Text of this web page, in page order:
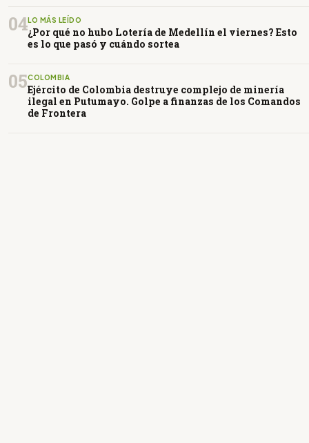
04LO MÁS LEÍDO
¿Por qué no hubo Lotería de Medellín el viernes? Esto
es lo que pasó y cuándo sortea
05COLOMBIA
Ejército de Colombia destruye complejo de minería
ilegal en Putumayo. Golpe a finanzas de los Comandos
de Frontera